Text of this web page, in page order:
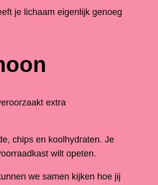
je lichaam eigenlijk genoeg
extra
chips en koolhydraten. Je
wilt opeten.
we samen kijken hoe jij